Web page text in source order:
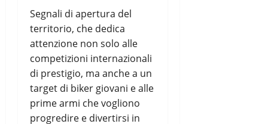
Segnali di apertura del
territorio, che dedica
attenzione non solo alle
competizioni internazionali
di prestigio, ma anche a un
target di biker giovani e alle
prime armi che vogliono
progredire e divertirsi in